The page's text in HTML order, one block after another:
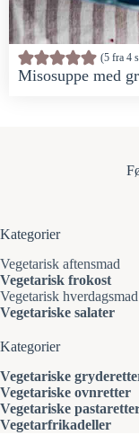
5fra 4
Misosuppe med
Kategorier
Vegetarisk aftensmad
Vegetarisk frokost
Vegetarisk hverdagsmad
Vegetariske salater
Kategorier
Vegetariske
Vegetariske ovnretter
Vegetariske
Vegetarfrikadeller